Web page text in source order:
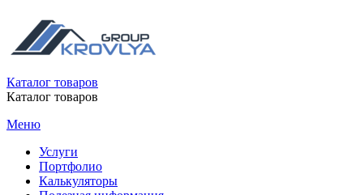
Каталог товаров
Каталог товаров
Меню
Услуги
Портфолио
Калькуляторы